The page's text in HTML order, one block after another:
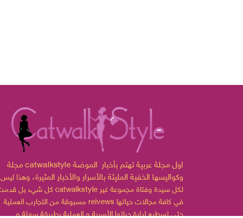
مجلة catwalkstyle اول مجلة عربية تهتم بأخبار الموضة
وكواليسها الخفية المليئة بالأسرار والأخبار المثيرة، وهذا ليس
catwalkstyleلكل سيدة وفتاة مجموعة غير
مسبوقة من التجارب العملية reivews في كافة مجالات حياتها
حتى تسطيع إدارة حياتها الأسرية و العملية بطريقة سهلة و